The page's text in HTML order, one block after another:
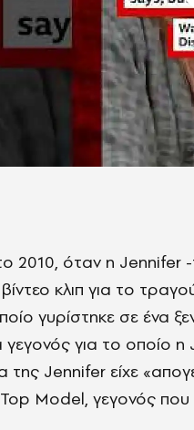
2010, όταν η Jennifer
κλιπ για το
γυρίστηκε σε ένα
για το οποίο η
της Jennifer είχε
Model, γεγονός που